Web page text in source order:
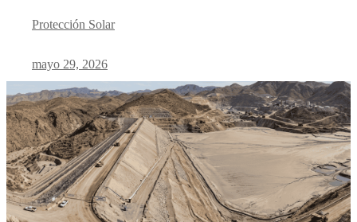
Protección Solar
mayo 29, 2026